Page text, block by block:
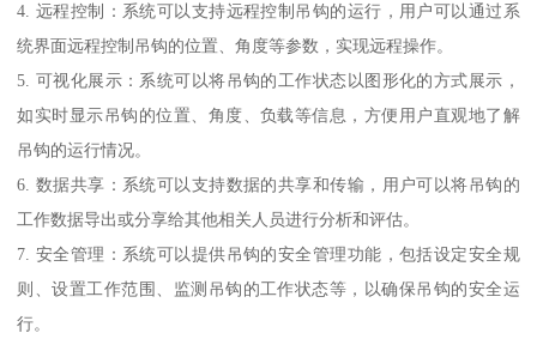
4. 远程控制：系统可以支持远程控制吊钩的运行，用户可以通过系
统界面远程控制吊钩的位置、角度等参数，实现远程操作。
5. 可视化展示：系统可以将吊钩的工作状态以图形化的方式展示，
如实时显示吊钩的位置、角度、负载等信息，方便用户直观地了解
吊钩的运行情况。
6. 数据共享：系统可以支持数据的共享和传输，用户可以将吊钩的
工作数据导出或分享给其他相关人员进行分析和评估。
7. 安全管理：系统可以提供吊钩的安全管理功能，包括设定安全规
则、设置工作范围、监测吊钩的工作状态等，以确保吊钩的安全运
行。